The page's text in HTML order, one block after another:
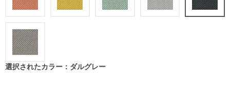
選択されたカラー：ダルグレー